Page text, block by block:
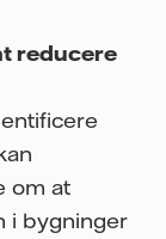
reducere
om at
i bygninger